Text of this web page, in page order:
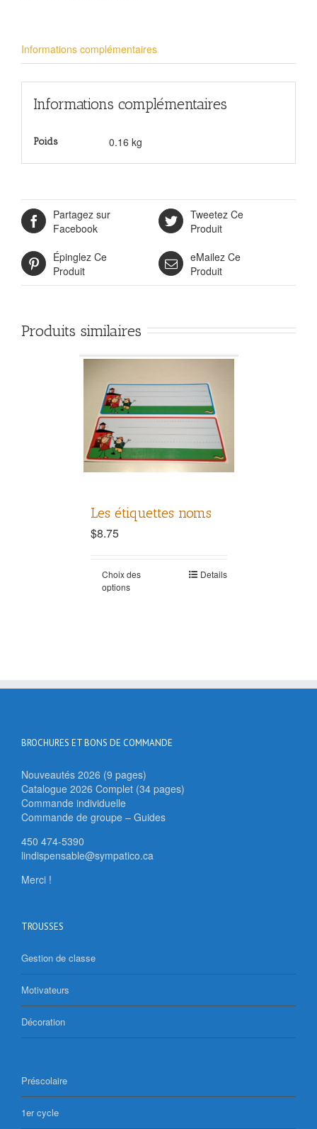
Informations complémentaires
Informations complémentaires
Poids 0.16 kg
Partagez sur
Facebook
Tweetez Ce
Produit
Épinglez Ce
Produit
eMailez Ce
Produit
Produits similaires
Les étiquettes noms
$8.75
Choix des
options
Details
BROCHURES ET BONS DE COMMANDE
Nouveautés 2026 (9 pages)
Catalogue 2026 Complet (34 pages)
Commande individuelle
Commande de groupe – Guides
450 474-5390
lindispensable@sympatico.ca
Merci !
TROUSSES
Gestion de classe
Motivateurs
Décoration
Préscolaire
1er cycle